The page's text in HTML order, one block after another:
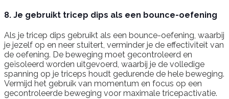
8. Je gebruikt tricep dips als een bounce-oefening
Als je tricep dips gebruikt als een bounce-oefening, waarbij
je jezelf op en neer stuitert, verminder je de effectiviteit van
de oefening. De beweging moet gecontroleerd en
geïsoleerd worden uitgevoerd, waarbij je de volledige
spanning op je triceps houdt gedurende de hele beweging.
Vermijd het gebruik van momentum en focus op een
gecontroleerde beweging voor maximale tricepactivatie.